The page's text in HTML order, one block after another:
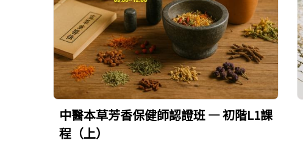
中醫本草芳香保健師認證班 — 初階L1課
程（上）